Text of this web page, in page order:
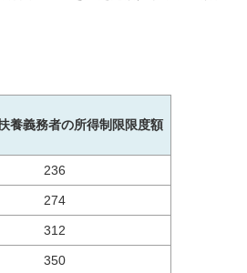
養義務者の所得制限限度額
236
274
312
350